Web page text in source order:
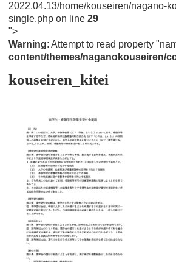
2022.04.13/home/kouseiren/nagano-
single.php on line 29
">
Warning: Attempt to read property
content/themes/naganokouseiren/
kouseiren_kitei